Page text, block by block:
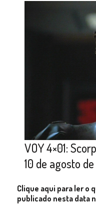
VOY 4×01:
10 de agosto
Clique aqui para ler o
publicado nesta data